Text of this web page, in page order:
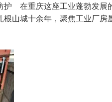
在重庆这座工业蓬勃发展
山城十余年，聚焦工业厂房